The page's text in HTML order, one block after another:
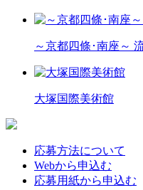
～京都四條･南座～
大塚国際美術館
応募方法について
Webから申込む
応募用紙から申込む